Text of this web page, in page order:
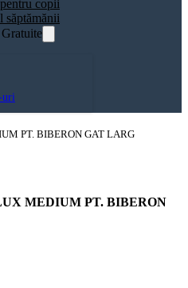
copii
săptămănii
Gratuite
uri
PT. BIBERON GAT LARG
MEDIUM PT. BIBERON